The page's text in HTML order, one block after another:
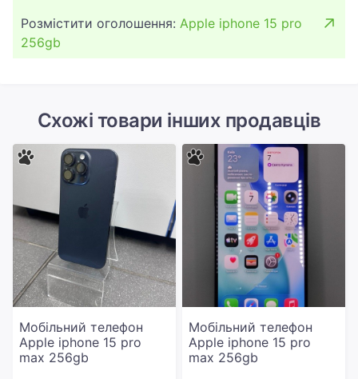
Розмістити оголошення: Apple iphone 15 pro
256gb
Схожі товари інших продавців
Мобільний телефон
Apple iphone 15 pro
max 256gb
Мобільний телефон
Apple iphone 15 pro
max 256gb